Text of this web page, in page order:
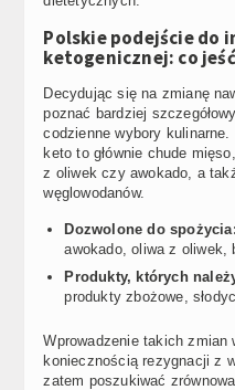
Polskie podejście do
ketogenicznej: co
Decydując się na zmianę
poznać bardziej
codzienne wybory
keto to głównie chude
z oliwek czy awokado, a
węglowodanów.
Dozwolone do spożycia:
awokado, oliwa z oliwek,
Produkty, których
produkty zbożowe,
Wprowadzenie takich
koniecznością rezygnacji z
zatem poszukiwać